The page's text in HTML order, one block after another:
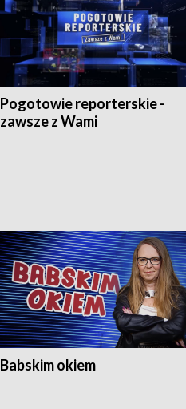
Pogotowie reporterskie -
zawsze z Wami
Babskim okiem